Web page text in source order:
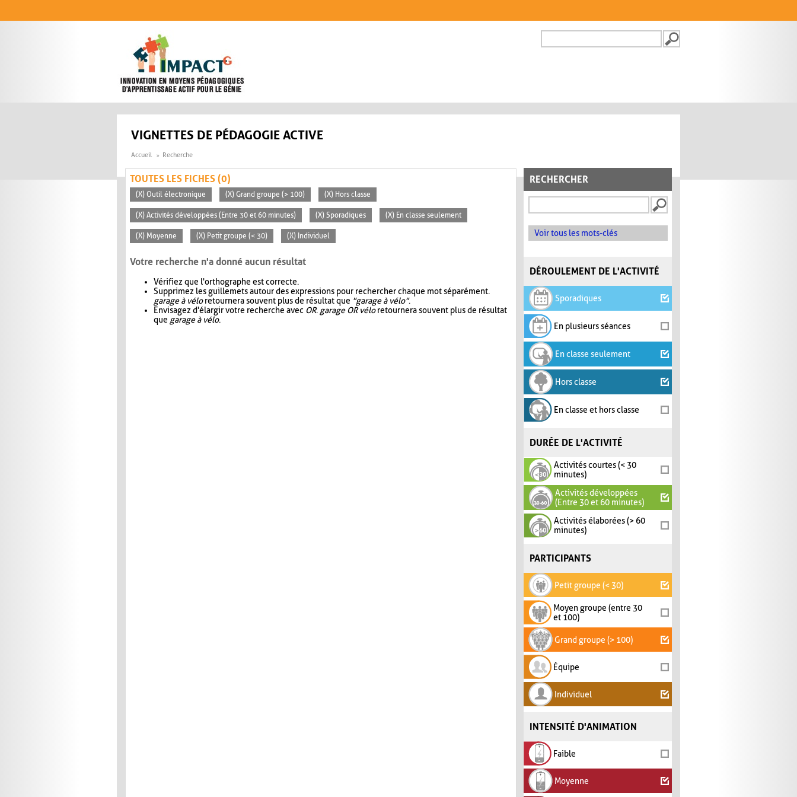
FORMULAIRE DE
VIGNETTES DE PÉDAGOGIE ACTIVE
Accueil Recherche
RECHERCHER
Voir tous les mots-clés
DÉROULEMENT DE L'ACTIVITÉ
Sporadiques
En plusieurs séances
En classe seulement
Hors classe
En classe et hors classe
DURÉE DE L'ACTIVITÉ
Activités courtes (< 30
minutes)
Activités développées
(Entre 30 et 60 minutes)
Activités élaborées (> 60
minutes)
PARTICIPANTS
Petit groupe (< 30)
Moyen groupe (entre 30
et 100)
Grand groupe (> 100)
Équipe
Individuel
INTENSITÉ D'ANIMATION
Faible
Moyenne
TOUTES LES FICHES (0)
(X) Outil électronique (X) Grand groupe (> 100) (X) Hors classe
(X) Activités développées (Entre 30 et 60 minutes) (X) Sporadiques (X) En classe seulement
(X) Moyenne (X) Petit groupe (< 30) (X) Individuel
Votre recherche n'a donné aucun résultat
Vérifiez que l'orthographe est correcte.
Supprimez les guillemets autour des expressions pour rechercher chaque mot séparément.
garage à véloretournera souvent plus de résultat que "garage à vélo".
Envisagez d'élargir votre recherche avec OR. garage OR véloretournera souvent plus de résultat
que garage à vélo.